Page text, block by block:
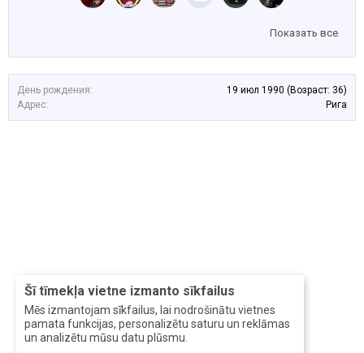
Šī tīmekļa vietne izmanto sīkfailus
Mēs izmantojam sīkfailus, lai nodrošinātu vietnes
pamata funkcijas, personalizētu saturu un reklāmas
un analizētu mūsu datu plūsmu.
Показать все
День рождения: 19 июл 1990 (Возраст: 36)
Адрес:
Рига